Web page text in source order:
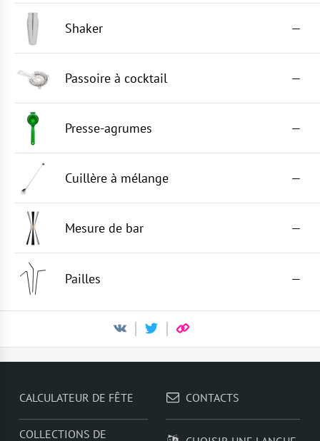
Shaker —
Passoire à cocktail —
Presse-agrumes —
Cuillère à mélange —
Mesure de bar —
Pailles —
CALCULATEUR DE FÊTE
COLLECTIONS DE
CONTACTS